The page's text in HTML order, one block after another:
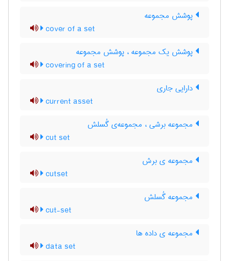
پوشش مجموعه
cover of a set
پوشش یک مجموعه ، پوشش مجموعه
covering of a set
دارایی جاری
current asset
مجموعه برشی ، مجموعه‌ی گُسلش
cut set
مجموعه ی برش
cutset
مجموعه گُسلش
cut-set
مجموعه ی داده ها
data set